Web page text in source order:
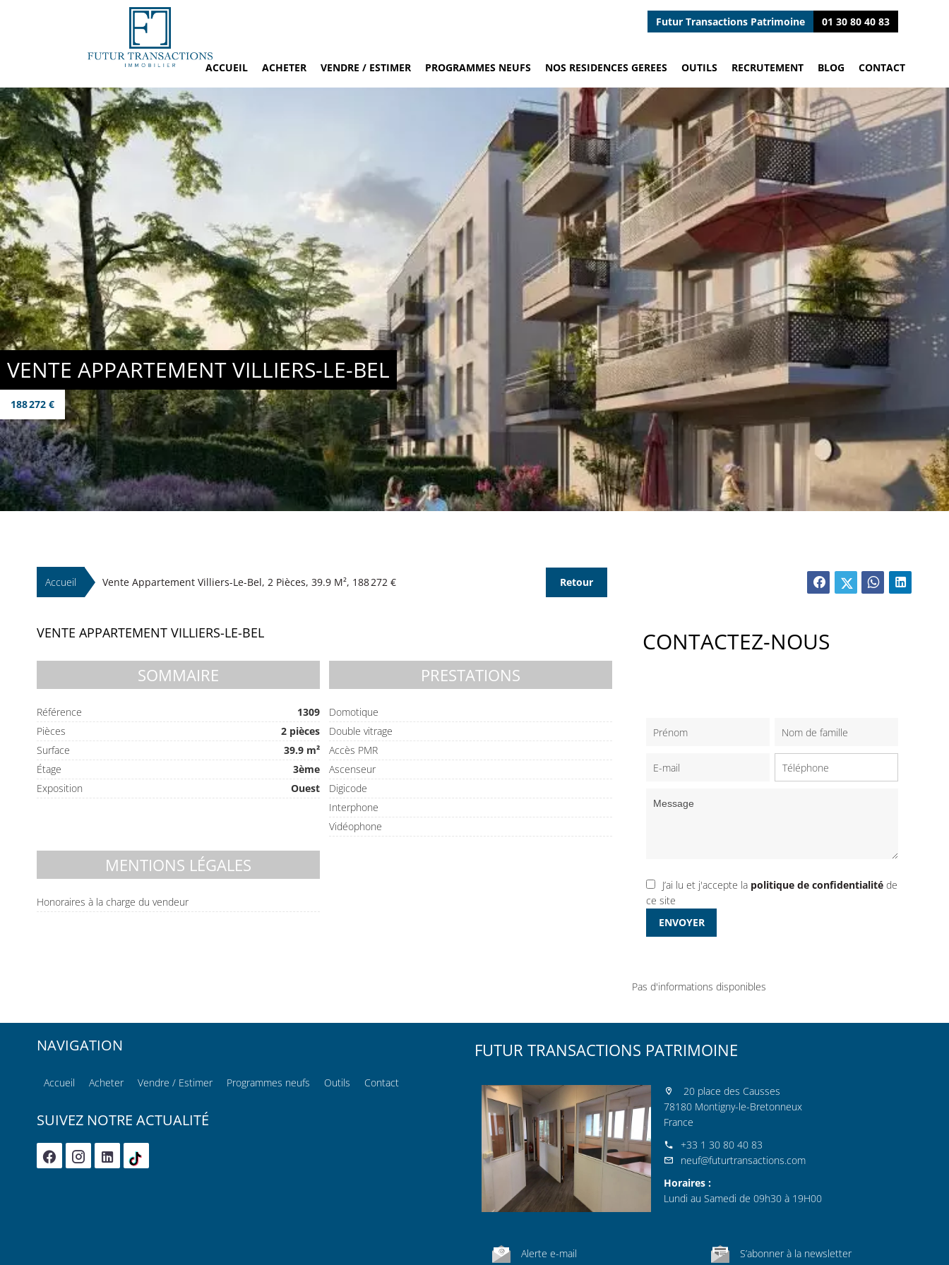
Futur Transactions Patrimoine 01 30 80 40 83
ACCUEIL ACHETER VENDRE / ESTIMER PROGRAMMES NEUFS NOS RESIDENCES GEREES OUTILS RECRUTEMENT BLOG CONTACT
VENTE APPARTEMENT VILLIERS-LE-BEL
188 272 €
Accueil Vente Appartement Villiers-Le-Bel, 2 Pièces, 39.9 M², 188 272 € Retour
VENTE APPARTEMENT VILLIERS-LE-BEL
SOMMAIRE
Référence
1309
Pièces
2 pièces
Surface
39.9 m²
Étage
3ème
Exposition
Ouest
PRESTATIONS
Domotique
Double vitrage
Accès PMR
Ascenseur
Digicode
Interphone
Vidéophone
MENTIONS LÉGALES
Honoraires à la charge du vendeur
CONTACTEZ-NOUS
J’ai lu et j'accepte la politique de confidentialité de
ce site
ENVOYER
Pas d'informations disponibles
NAVIGATION
Accueil Acheter Vendre / Estimer Programmes neufs Outils Contact
SUIVEZ NOTRE ACTUALITÉ
FUTUR TRANSACTIONS PATRIMOINE
20 place des Causses
78180 Montigny-le-Bretonneux
France
+33 1 30 80 40 83
neuf@futurtransactions.com
Horaires :
Lundi au Samedi de 09h30 à 19H00
Alerte e-mail S’abonner à la newsletter